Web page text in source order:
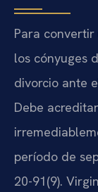
Para
los cónyuges
divorcio ante
Debe
período de
20-91(9).